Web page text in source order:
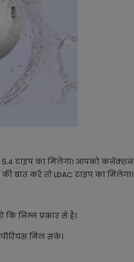
टाइप का मिलेगा। आपको कनेक्शन
बात करे तो LDAC टाइप का मिलेगा।
निम्न प्रकार से है।
मिल सके।